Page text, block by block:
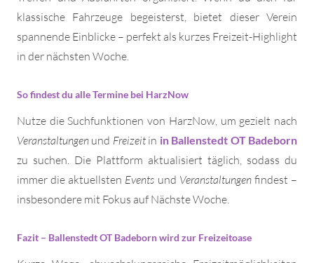
klassische Fahrzeuge begeisterst, bietet dieser Verein
spannende Einblicke – perfekt als kurzes Freizeit-Highlight
in der nächsten Woche.
So findest du alle Termine bei HarzNow
Nutze die Suchfunktionen von HarzNow, um gezielt nach
Veranstaltungen und Freizeitin in Ballenstedt OT Badeborn
zu suchen. Die Plattform aktualisiert täglich, sodass du
immer die aktuellsten Events und Veranstaltungenfindest –
insbesondere mit Fokus auf Nächste Woche.
Fazit – Ballenstedt OT Badeborn wird zur Freizeitoase